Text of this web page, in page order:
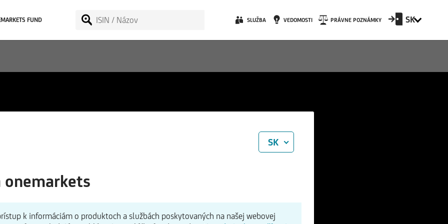
FUND SLUŽBA VEDOMOSTI PRÁVNE POZNÁMKY SK
Index
SK
k informáciám o produktoch a službách poskytovaných na našej webovej